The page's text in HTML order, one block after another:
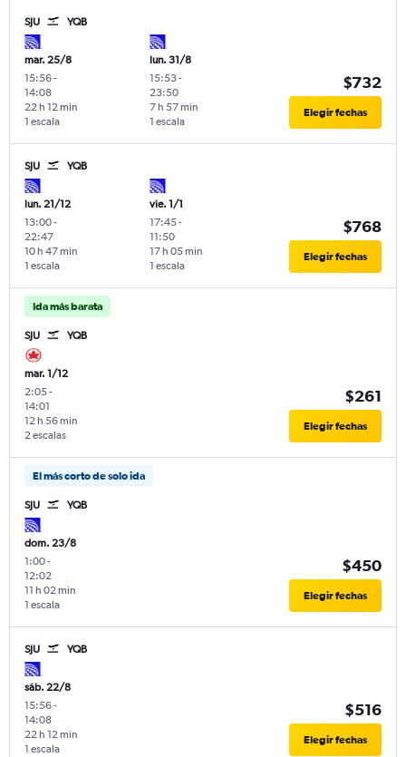
SJU YQB
mar. 25/8
15:56-
14:08
1 escala
22 h 12 min
lun. 31/8
15:53-
23:50
1 escala
7 h 57 min
$732
Elegir fechas
SJU YQB
lun. 21/12
13:00-
22:47
1 escala
10 h 47 min
vie. 1/1
17:45-
11:50
1 escala
17 h 05 min
$768
Elegir fechas
Ida más barata
SJU YQB
mar. 1/12
2:05-
14:01
2 escalas
12 h 56 min
$261
Elegir fechas
El más corto de solo ida
SJU YQB
dom. 23/8
1:00-
12:02
1 escala
11 h 02 min
$450
Elegir fechas
SJU YQB
sáb. 22/8
15:56-
14:08
1 escala
22 h 12 min
$516
Elegir fechas